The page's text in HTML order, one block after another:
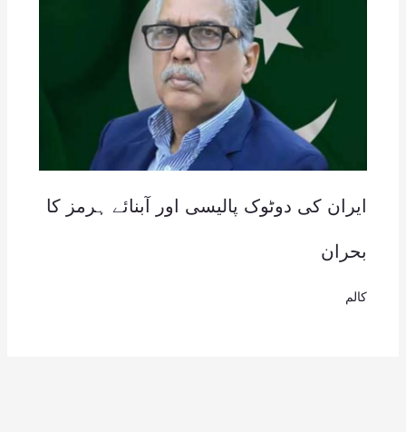
ایران کی دوٹوک پالیسی اور آبنائے ہرمز کا
بحران
کالم